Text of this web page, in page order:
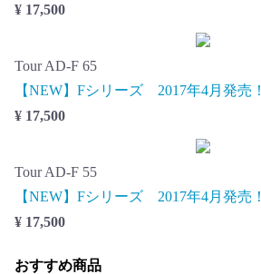
¥ 17,500
Tour AD-F 65
【NEW】Fシリーズ 2017年4月発売！
¥ 17,500
Tour AD-F 55
【NEW】Fシリーズ 2017年4月発売！
¥ 17,500
おすすめ商品